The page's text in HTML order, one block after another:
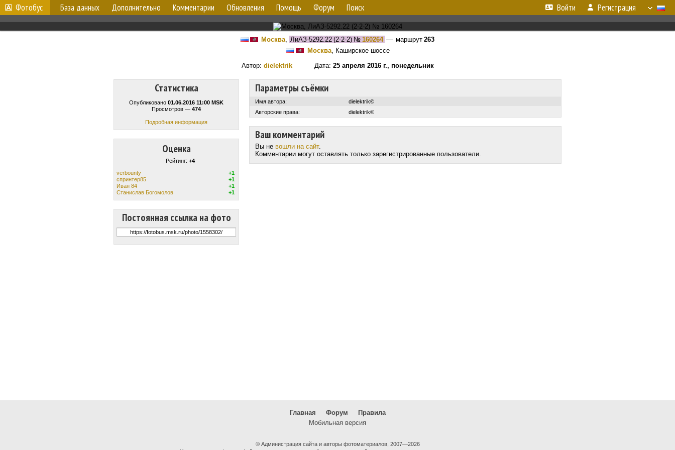
Фотобус База данных Дополнительно Комментарии Обновления Помощь Форум Поиск Войти Регистрация
Москва, ЛиАЗ-5292.22 (2-2-2) № 160264 — маршрут 263
Москва, Каширское шоссе
Автор: dielektrikДата: 25 апреля 2016 г., понедельник
Статистика
Опубликовано 01.06.2016 11:00 MSK
Просмотров — 474
Подробная информация
Оценка
Рейтинг: +4
verbounty
+1
спринтер85
+1
Иван 84
+1
Станислав Богомолов
+1
Постоянная ссылка на фото
Параметры съёмки
Имя автора:
dielektrik©
Авторские права:
dielektrik©
Ваш комментарий
Вы не вошли на сайт.
Комментарии могут оставлять только зарегистрированные пользователи.
Главная Форум
Правила
Мобильная версия
© Администрация сайта и авторы фотоматериалов, 2007—2026